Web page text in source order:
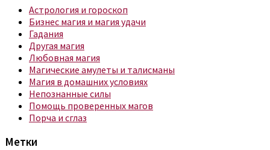
Астрология и гороскоп
Бизнес магия и магия удачи
Гадания
Другая магия
Любовная магия
Магические амулеты и талисманы
Магия в домашних условиях
Непознанные силы
Помощь проверенных магов
Порча и сглаз
Метки